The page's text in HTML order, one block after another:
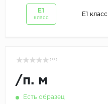
Е1
класс
Е1 класс
( 0 )
/п. м
Есть образец